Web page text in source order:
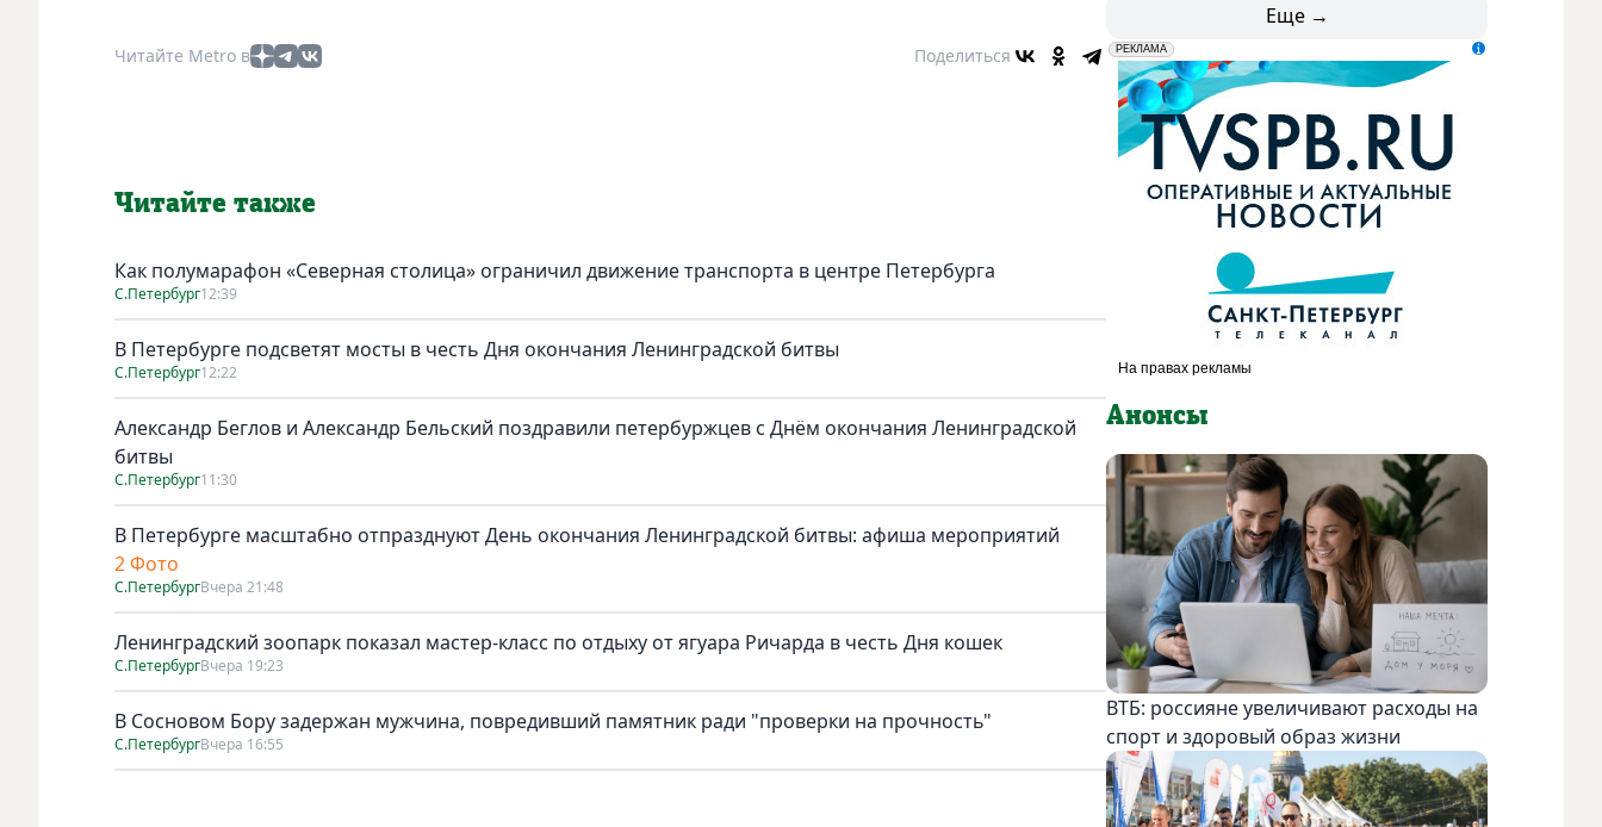
Читайте Metro в Поделиться
Читайте также
Как полумарафон «Северная столица» ограничил движение транспорта в центре Петербурга
С.Петербург12:39
В Петербурге подсветят мосты в честь Дня окончания Ленинградской битвы
С.Петербург12:22
Александр Беглов и Александр Бельский поздравили петербуржцев с Днём окончания Ленинградской
битвы
С.Петербург11:30
В Петербурге масштабно отпразднуют День окончания Ленинградской битвы: афиша мероприятий
2 Фото
С.ПетербургВчера 21:48
Ленинградский зоопарк показал мастер-класс по отдыху от ягуара Ричарда в честь Дня кошек
С.ПетербургВчера 19:23
В Сосновом Бору задержан мужчина, повредивший памятник ради "проверки на прочность"
С.ПетербургВчера 16:55
Еще →
erid: LdtCK5udn
РЕКЛАМА
АО "ГАТР", ИНН: 7841320717
Анонсы
ВТБ: россияне увеличивают расходы на
спорт и здоровый образ жизни